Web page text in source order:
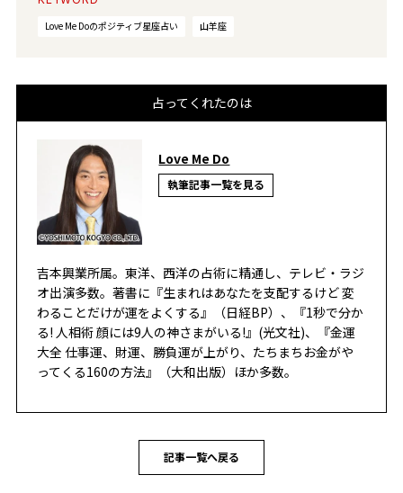
Love Me Doのポジティブ星座占い
山羊座
占ってくれたのは
Love Me Do
執筆記事一覧を見る
吉本興業所属。東洋、西洋の占術に精通し、テレビ・ラジ
オ出演多数。著書に『生まれはあなたを支配するけど 変
わることだけが運をよくする』（日経BP）、『1秒で分か
る! 人相術 顔には9人の神さまがいる!』(光文社)、『金運
大全 仕事運、財運、勝負運が上がり、たちまちお金がや
ってくる160の方法』（大和出版）ほか多数。
記事一覧へ戻る